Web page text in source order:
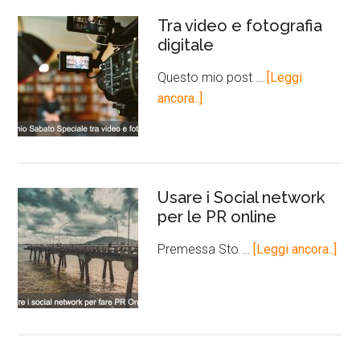
Tra video e fotografia
digitale
Questo mio post … [Leggi
ancora..]
Usare i Social network
per le PR online
Premessa Sto … [Leggi ancora..]